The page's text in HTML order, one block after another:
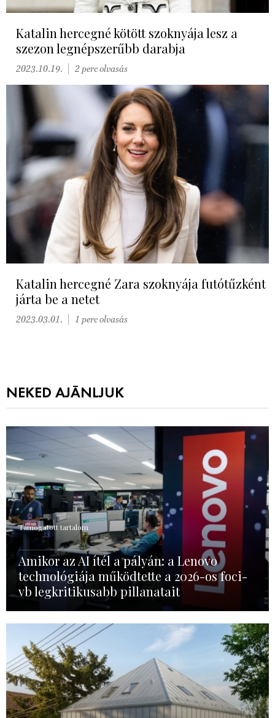
Katalin hercegné kötött szoknyája lesz a
szezon legnépszerűbb darabja
2023.10.19. 2 perc olvasás
Katalin hercegné Zara szoknyája futótűzként
járta be a netet
2023.03.01. 1 perc olvasás
NEKED AJÁNLJUK
Támogatott tartalom
Amikor az AI ítél a pályán: a Lenovo
technológiája működtette a 2026-os foci-
vb legkritikusabb pillanatait